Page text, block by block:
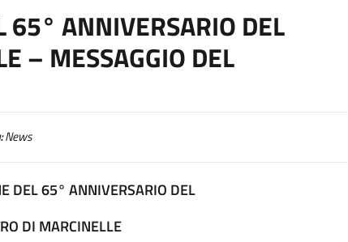
65° ANNIVERSARIO DEL
– MESSAGGIO DEL
News
DEL 65° ANNIVERSARIO DEL
DI MARCINELLE